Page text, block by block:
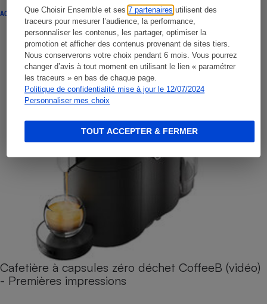
Que Choisir Ensemble et ses7 partenaires utilisent des
traceurs pour mesurer l’audience, la performance,
personnaliser les contenus, les partager, optimiser la
promotion et afficher des contenus provenant de sites tiers.
Nous conserverons votre choix pendant 6 mois. Vous pourrez
changer d’avis à tout moment en utilisant le lien « paramétrer
les traceurs » en bas de chaque page.
Politique de confidentialité mise à jour le 12/07/2024
Personnaliser mes choix
TOUT ACCEPTER & FERMER
ACTUALITÉ
Cafetière à capsules zéro déchet CoffeeB (vidéo)
- Premières impressions